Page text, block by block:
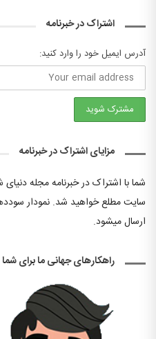
اشتراک در خبرنامه
آدرس ایمیل خود را وارد کنید:
مزایای اشتراک در خبرنامه
شما با اشتراک در خبرنامه مجله
سایت مطلع خواهید شد. نمودار
ارسال میشود.
راهکارهای جهانی ما برای شما